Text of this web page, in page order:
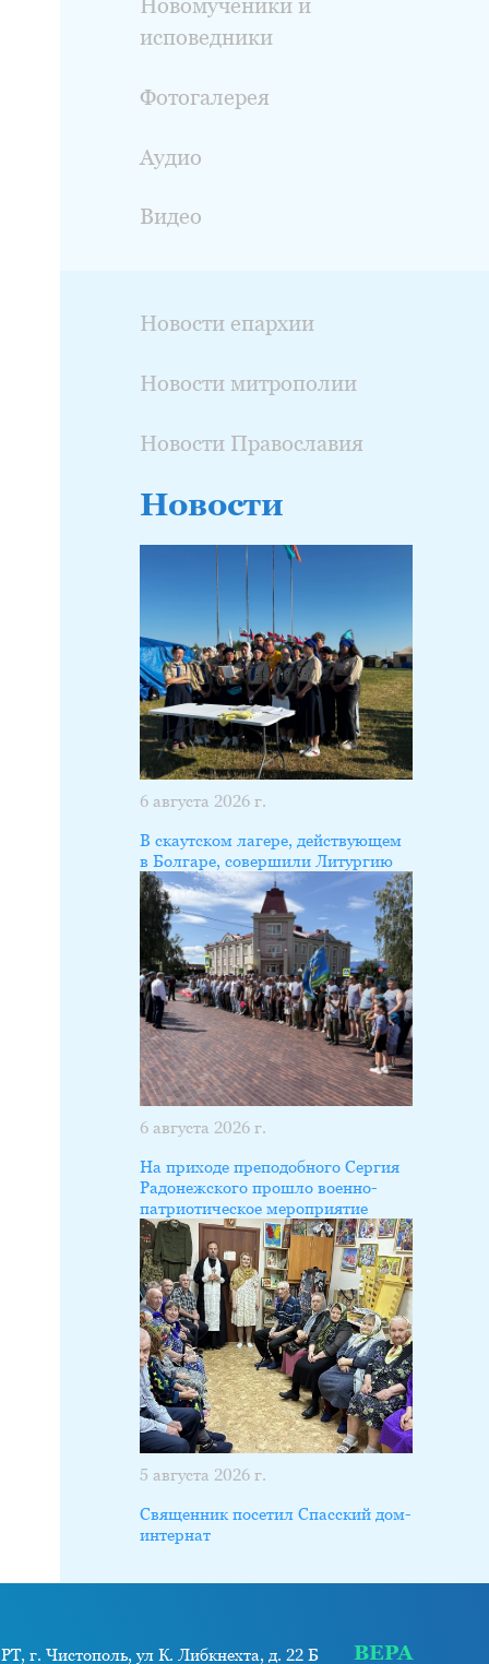
Новомученики и
исповедники
Фотогалерея
Аудио
Видео
Новости епархии
Новости митрополии
Новости Православия
Новости
6 августа 2026 г.
В скаутском лагере, действующем
в Болгаре, совершили Литургию
6 августа 2026 г.
На приходе преподобного Сергия
Радонежского прошло военно-
патриотическое мероприятие
5 августа 2026 г.
Священник посетил Спасский дом-
интернат
г. Чистополь, ул К. Либкнехта, д. 22 Б ВЕРА